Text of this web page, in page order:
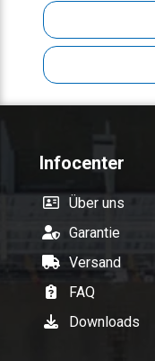
Infocenter
Über uns
Garantie
Versand
FAQ
Downloads